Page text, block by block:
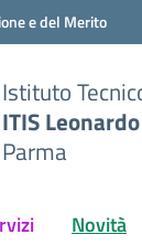
e del Merito
Istituto
ITIS
Parma
Novità